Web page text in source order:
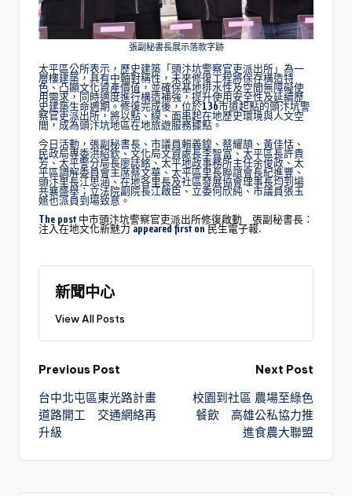
張副秘書長展示落款字跡
太平區公所表示，歷史建築「頭汴坑警察官吏派出所」為一
層樓建築，具有中軸對稱性，未來修復工程將保存構造特
色、凸顯文化資產價值，並確保基地排水性及空間無障礙使
用需求，同時適度進行構造補強，提升使用安全性及延續歷
史建築生命週期。修復完成後，位於136市道起點的頭汴坑警
察官吏派出所，將以點、線、面串起在地歷史環境與人文空
間，成為頭汴坑地區在地旅遊服務據點。
今日活動，張副秘書長、市議員賴義鍠、蔡耀頡、黃佳恬、
民政局專委洪紹欽、文化局文資處長李智富、太平區長許貴
芳、太平警分局長廖誌銘、太平地政事務所主任余俊政、太
平區調解委員會主席蔡文華、太平區里長聯誼會長紀進豐、
頭汴里長江思涵、在地各里長及社區發展協會理事長均到場
共襄盛舉；立法院副院長江啟臣、立委何欣純、市議員張玉
嬿也派員到場致意。
The post 中市頭汴坑警察官吏派出所修復啟動 張副秘書長：
注入在地文化新魅力appeared first on民生電子報.
新聞中心
View All Posts
Previous Post
台中北屯區東光路計畫
道路開工 交通網絡再
升級
Next Post
校園到社區 農場至綠色
餐飲 高雄公私協力推
進食農大聯盟